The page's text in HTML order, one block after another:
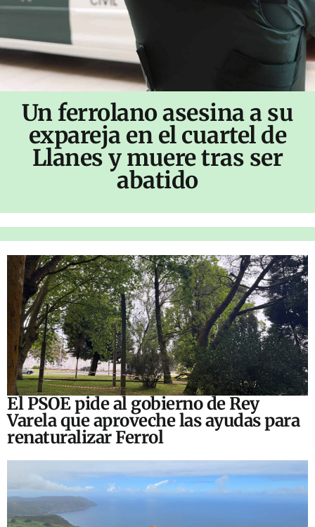
Un ferrolano asesina a su
expareja en el cuartel de
Llanes y muere tras ser
abatido
El PSOE pide al gobierno de Rey
Varela que aproveche las ayudas para
renaturalizar Ferrol